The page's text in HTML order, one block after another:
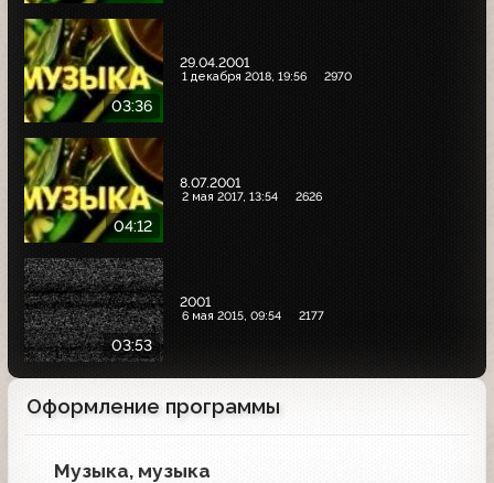
03:36
29.04.2001
1 декабря 2018, 19:56 2970
04:12
8.07.2001
2 мая 2017, 13:54 2626
03:53
2001
6 мая 2015, 09:54 2177
Оформление программы
Музыка, музыка